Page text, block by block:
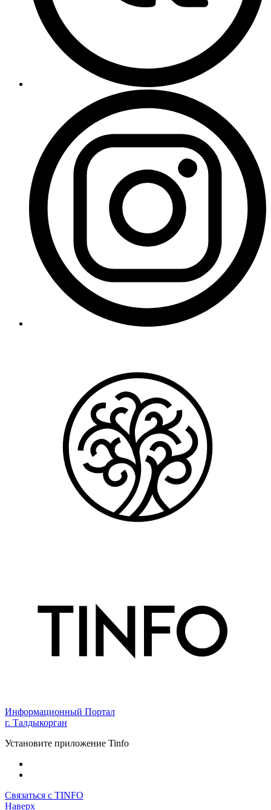
Информационный Портал
г. Талдыкорган
Установите приложение Tinfo
Связаться с TINFO
Наверх